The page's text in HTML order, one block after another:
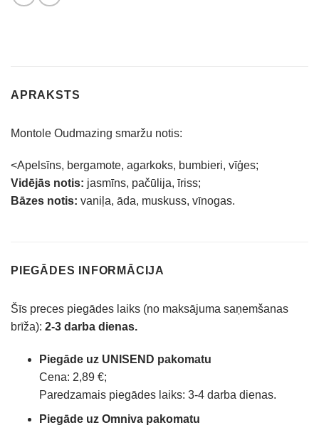
APRAKSTS
Montole Oudmazing smaržu notis:
<Apelsīns, bergamote, agarkoks, bumbieri, vīģes;
Vidējās notis: jasmīns, pačūlija, īriss;
Bāzes notis: vaniļa, āda, muskuss, vīnogas.
PIEGĀDES INFORMĀCIJA
Šīs preces piegādes laiks (no maksājuma saņemšanas
brīža): 2-3 darba dienas.
Piegāde uz UNISEND pakomatu
Cena: 2,89 €;
Paredzamais piegādes laiks: 3-4 darba dienas.
Piegāde uz Omniva pakomatu